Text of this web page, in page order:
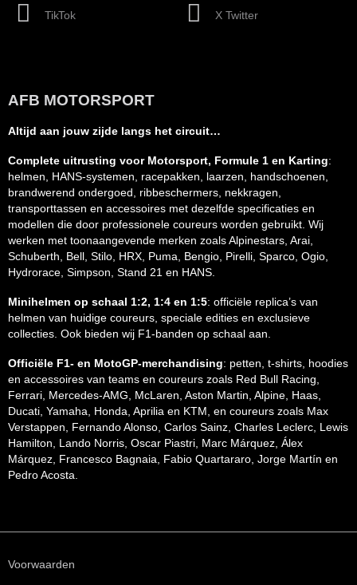
TikTok X Twitter
AFB MOTORSPORT
Altijd aan jouw zijde langs het circuit…
Complete uitrusting voor Motorsport, Formule 1 en Karting:
helmen, HANS-systemen, racepakken, laarzen, handschoenen,
brandwerend ondergoed, ribbeschermers, nekkragen,
transporttassen en accessoires met dezelfde specificaties en
modellen die door professionele coureurs worden gebruikt. Wij
werken met toonaangevende merken zoals Alpinestars, Arai,
Schuberth, Bell, Stilo, HRX, Puma, Bengio, Pirelli, Sparco, Ogio,
Hydrorace, Simpson, Stand 21 en HANS.
Minihelmen op schaal 1:2, 1:4 en 1:5: officiële replica’s van
helmen van huidige coureurs, speciale edities en exclusieve
collecties. Ook bieden wij F1-banden op schaal aan.
Officiële F1- en MotoGP-merchandising: petten, t-shirts, hoodies
en accessoires van teams en coureurs zoals Red Bull Racing,
Ferrari, Mercedes-AMG, McLaren, Aston Martin, Alpine, Haas,
Ducati, Yamaha, Honda, Aprilia en KTM, en coureurs zoals Max
Verstappen, Fernando Alonso, Carlos Sainz, Charles Leclerc, Lewis
Hamilton, Lando Norris, Oscar Piastri, Marc Márquez, Álex
Márquez, Francesco Bagnaia, Fabio Quartararo, Jorge Martín en
Pedro Acosta.
Voorwaarden